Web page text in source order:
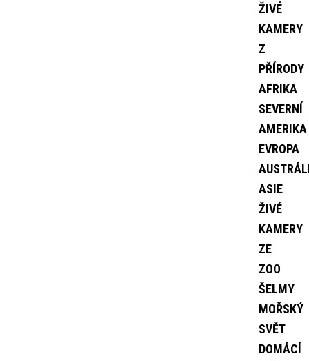
ŽIVÉ
KAMERY
Z
PŘÍRODY
AFRIKA
SEVERNÍ
AMERIKA
EVROPA
ASIE
ŽIVÉ
KAMERY
ZE
ZOO
ŠELMY
MOŘSKÝ
SVĚT
DOMÁCÍ